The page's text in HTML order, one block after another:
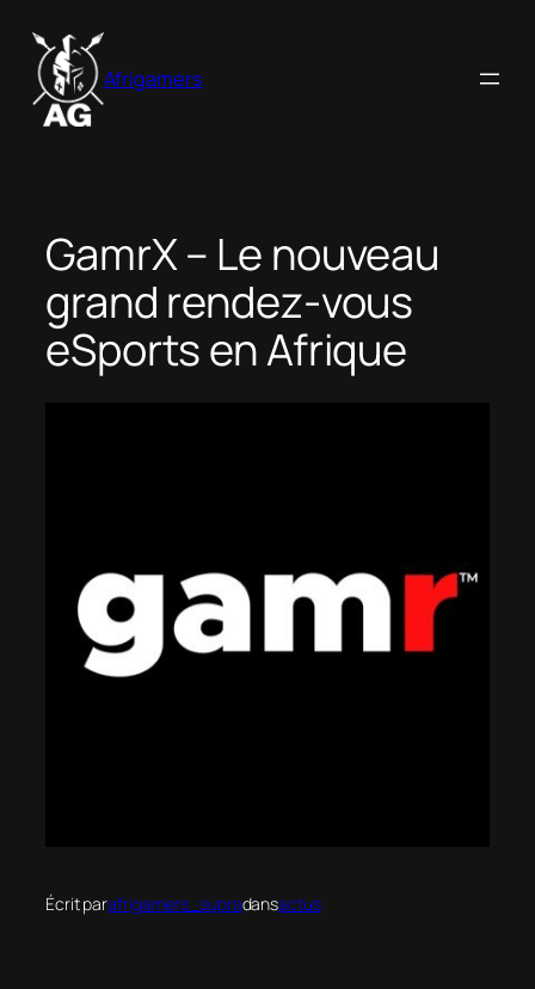
contenu Afrigamers
GamrX – Le nouveau
grand rendez-vous
eSports en Afrique
Écrit parafrigamers_supradansactus